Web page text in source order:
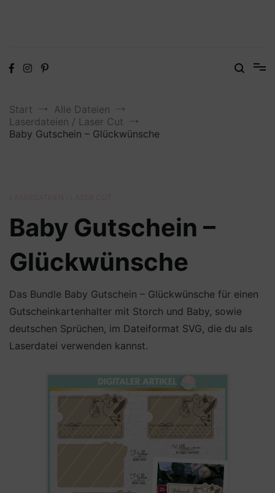
Start
Alle Dateien
Laserdateien / Laser Cut
Baby Gutschein – Glückwünsche
Baby Gutschein –
Glückwünsche
Das Bundle Baby Gutschein – Glückwünsche für einen
Gutscheinkartenhalter mit Storch und Baby, sowie
deutschen Sprüchen, im Dateiformat SVG, die du als
Laserdatei verwenden kannst.